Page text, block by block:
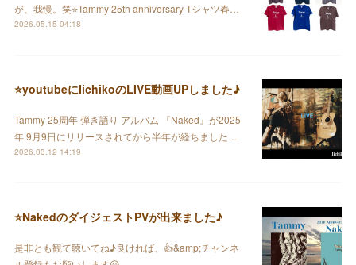
が、我慢。笑⭐️Tammy 25th anniversary Tシャツ春…
2026.05.15 04:18
⭐️youtubeにIichikoのLIVE動画UPしました♪
Tammy 25周年 弾き語り アルバム 『Naked』が2025
年 9月9日にリリースされてから半年が経ちました…
2026.03.12 14:19
⭐️NakedのダイジェストPVが出来ました♪
是非とも観て聴いてね♪良ければ、👍&amp;チャンネ